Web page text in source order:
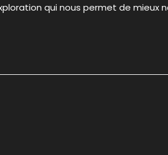
qui nous permet de mieux